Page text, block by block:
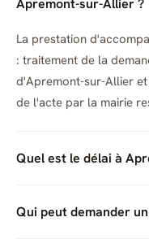
Apremont-sur-Allier ?
La prestation
: traitement de la
d'Apremont-sur-Allier
de l'acte par la mairie
Quel est le délai à
Qui peut demander